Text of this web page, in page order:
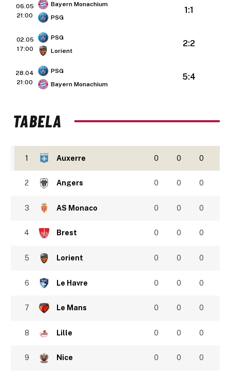
06.05
21:00
Bayern Monachium
PSG
1:1
02.05
17:00
PSG
Lorient
2:2
28.04
21:00
PSG
Bayern Monachium
5:4
TABELA
1 Auxerre 0 0 0
2 Angers 0 0 0
3 AS Monaco 0 0 0
4 Brest 0 0 0
5 Lorient 0 0 0
6 Le Havre 0 0 0
7 Le Mans 0 0 0
8 Lille 0 0 0
9 Nice 0 0 0